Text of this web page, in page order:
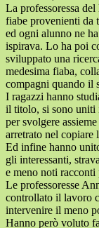
La professoressa
fiabe provenienti da
ed ogni alunno ne
ispirava. Lo ha poi
sviluppato una
medesima fiaba,
compagni quando il
I ragazzi hanno
il titolo, si sono uniti
per svolgere
arretrato nel copiare
Ed infine hanno
gli interessanti,
e meno noti
Le professoresse
controllato il lavoro
intervenire il meno
Hanno però voluto